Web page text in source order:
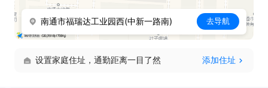
南通市福瑞达工业园西(中新一路南) 去导航
设置家庭住址，通勤距离一目了然 添加住址